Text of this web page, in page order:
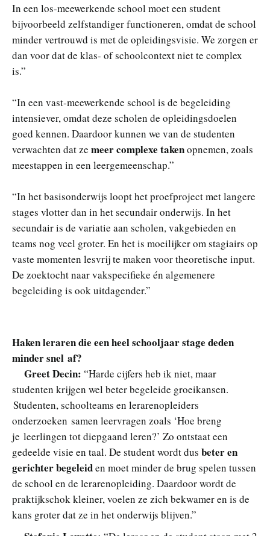
In een los-meewerkende school moet een student
bijvoorbeeld zelfstandiger functioneren, omdat de school
minder vertrouwd is met de opleidingsvisie. We zorgen er
dan voor dat de klas- of schoolcontext niet te complex
is.”
“In een vast-meewerkende school is de begeleiding
intensiever, omdat deze scholen de opleidingsdoelen
goed kennen. Daardoor kunnen we van de studenten
verwachten dat ze meer complexe takenopnemen, zoals
meestappen in een leergemeenschap.”
“In het basisonderwijs loopt het proefproject met langere
stages vlotter dan in het secundair onderwijs. In het
secundair is de variatie aan scholen, vakgebieden en
teams nog veel groter. En het is moeilijker om stagiairs op
vaste momenten lesvrij te maken voor theoretische input.
De zoektocht naar vakspecifieke én algemenere
begeleiding is ook uitdagender.”
Haken leraren die een heel schooljaar stage deden
minder snel af?
Greet Decin: “Harde cijfers heb ik niet, maar
studenten krijgen wel beter begeleide groeikansen.
Studenten, schoolteams en lerarenopleiders
onderzoeken samen leervragen zoals ‘Hoe breng
je leerlingen tot diepgaand leren?’ Zo ontstaat een
gedeelde visie en taal. De student wordt dus beter en
gerichter begeleiden moet minder de brug spelen tussen
de school en de lerarenopleiding. Daardoor wordt de
praktijkschok kleiner, voelen ze zich bekwamer en is de
kans groter dat ze in het onderwijs blijven.”